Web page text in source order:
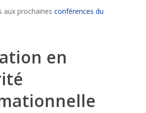
aux prochaines conférences du
en